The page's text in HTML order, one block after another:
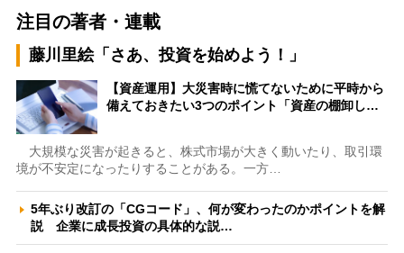
注目の著者・連載
藤川里絵「さあ、投資を始めよう！」
【資産運用】大災害時に慌てないために平時から
備えておきたい3つのポイント「資産の棚卸し…
大規模な災害が起きると、株式市場が大きく動いたり、取引環
境が不安定になったりすることがある。一方…
5年ぶり改訂の「CGコード」、何が変わったのかポイントを解
説 企業に成長投資の具体的な説…